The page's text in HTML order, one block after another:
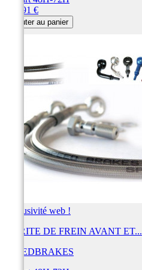
405,91 €
Ajouter au panier
Exclusivité web !
DURITE DE FREIN AVANT ET...
SPEEDBRAKES